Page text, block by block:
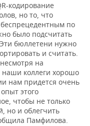
кодирование
но то, что
по
было подсчитать
бюллетени нужно
и считать.
на
наши коллеги хорошо
нам придется очень
этого
чтобы не только
но и облегчить
Памфилова.